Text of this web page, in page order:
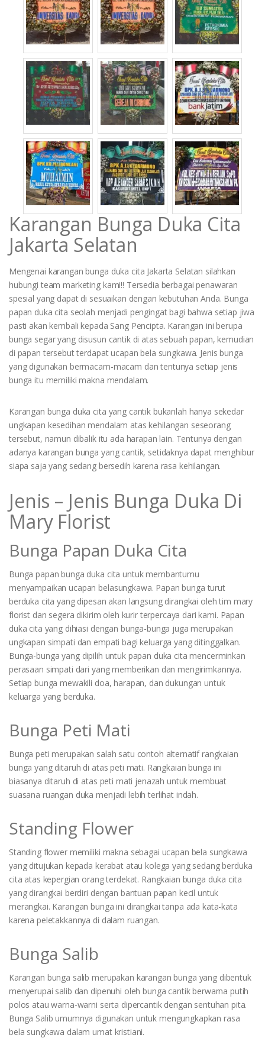
Karangan Bunga Duka Cita
Jakarta Selatan
Mengenai karangan bunga duka cita Jakarta Selatan silahkan
hubungi team marketing kami!! Tersedia berbagai penawaran
spesial yang dapat di sesuaikan dengan kebutuhan Anda. Bunga
papan duka cita seolah menjadi pengingat bagi bahwa setiap jiwa
pasti akan kembali kepada Sang Pencipta. Karangan ini berupa
bunga segar yang disusun cantik di atas sebuah papan, kemudian
di papan tersebut terdapat ucapan bela sungkawa. Jenis bunga
yang digunakan bermacam-macam dan tentunya setiap jenis
bunga itu memiliki makna mendalam.
Karangan bunga duka cita yang cantik bukanlah hanya sekedar
ungkapan kesedihan mendalam atas kehilangan seseorang
tersebut, namun dibalik itu ada harapan lain. Tentunya dengan
adanya karangan bunga yang cantik, setidaknya dapat menghibur
siapa saja yang sedang bersedih karena rasa kehilangan.
Jenis – Jenis Bunga Duka Di
Mary Florist
Bunga Papan Duka Cita
Bunga papan bunga duka cita untuk membantumu
menyampaikan ucapan belasungkawa. Papan bunga turut
berduka cita yang dipesan akan langsung dirangkai oleh tim mary
florist dan segera dikirim oleh kurir terpercaya dari kami. Papan
duka cita yang dihiasi dengan bunga-bunga juga merupakan
ungkapan simpati dan empati bagi keluarga yang ditinggalkan.
Bunga-bunga yang dipilih untuk papan duka cita mencerminkan
perasaan simpati dari yang memberikan dan mengirimkannya.
Setiap bunga mewakili doa, harapan, dan dukungan untuk
keluarga yang berduka.
Bunga Peti Mati
Bunga peti merupakan salah satu contoh alternatif rangkaian
bunga yang ditaruh di atas peti mati. Rangkaian bunga ini
biasanya ditaruh di atas peti mati jenazah untuk membuat
suasana ruangan duka menjadi lebih terlihat indah.
Standing Flower
Standing flower memiliki makna sebagai ucapan bela sungkawa
yang ditujukan kepada kerabat atau kolega yang sedang berduka
cita atas kepergian orang terdekat. Rangkaian bunga duka cita
yang dirangkai berdiri dengan bantuan papan kecil untuk
merangkai. Karangan bunga ini dirangkai tanpa ada kata-kata
karena peletakkannya di dalam ruangan.
Bunga Salib
Karangan bunga salib merupakan karangan bunga yang dibentuk
menyerupai salib dan dipenuhi oleh bunga cantik berwarna putih
polos atau warna-warni serta dipercantik dengan sentuhan pita.
Bunga Salib umumnya digunakan untuk mengungkapkan rasa
bela sungkawa dalam umat kristiani.